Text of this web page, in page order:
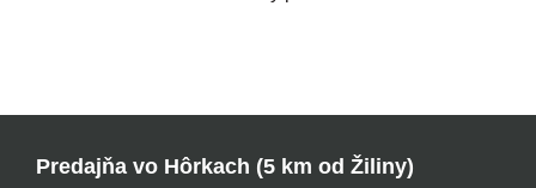
Predajňa vo Hôrkach (5 km od Žiliny)